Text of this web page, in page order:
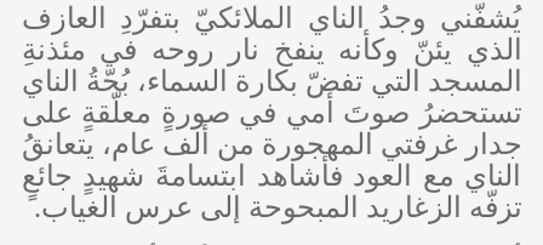
يُشفّني وجدُ الناي الملائكيّ بتفرّدِ العازف
الذي يئنّ وكأنه ينفخ نار روحه في مئذنةِ
المسجد التي تفضّ بكارة السماﺀ، بُحّةُ الناي
تستحضرُ صوتَ أمي في صورةٍ معلّقةٍ على
جدار غرفتي المهجورة من ألف عام، يتعانقُ
الناي مع العود فأشاهد ابتسامةَ شهيدٍ جائعٍ
تزفّه الزغاريد المبحوحة إلى عرس الغياب.